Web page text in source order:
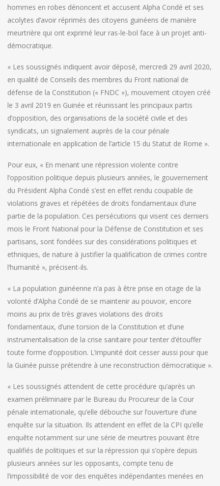
hommes en robes dénoncent et accusent Alpha Condé et ses
acolytes d’avoir réprimés des citoyens guinéens de manière
meurtrière qui ont exprimé leur ras-le-bol face à un projet anti-
démocratique.
« Les soussignés indiquent avoir déposé, mercredi 29 avril 2020,
en qualité de Conseils des membres du Front national de
défense de la Constitution (« FNDC »), mouvement citoyen créé
le 3 avril 2019 en Guinée et réunissant les principaux partis
d’opposition, des organisations de la société civile et des
syndicats, un signalement auprès de la cour pénale
internationale en application de l’article 15 du Statut de Rome ».
Pour eux, « En menant une répression violente contre
l’opposition politique depuis plusieurs années, le gouvernement
du Président Alpha Condé s’est en effet rendu coupable de
violations graves et répétées de droits fondamentaux d’une
partie de la population. Ces persécutions qui visent ces derniers
mois le Front National pour la Défense de Constitution et ses
partisans, sont fondées sur des considérations politiques et
ethniques, de nature à justifier la qualification de crimes contre
l’humanité », précisent-ils.
« La population guinéenne n’a pas à être prise en otage de la
volonté d’Alpha Condé de se maintenir au pouvoir, encore
moins au prix de très graves violations des droits
fondamentaux, d’une torsion de la Constitution et d’une
instrumentalisation de la crise sanitaire pour tenter d’étouffer
toute forme d’opposition. L’impunité doit cesser aussi pour que
la Guinée puisse prétendre à une reconstruction démocratique ».
« Les soussignés attendent de cette procédure qu’après un
examen préliminaire par le Bureau du Procureur de la Cour
pénale internationale, qu’elle débouche sur l’ouverture d’une
enquête sur la situation. Ils attendent en effet de la CPI qu’elle
enquête notamment sur une série de meurtres pouvant être
qualifiés de politiques et sur la répression qui s’opère depuis
plusieurs années sur les opposants, compte tenu de
l’impossibilité de voir des enquêtes indépendantes menées en